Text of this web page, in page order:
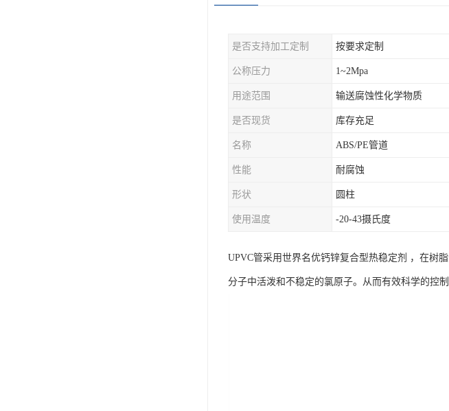
是否支持加工定制 按要求定制
公称压力 1~2Mpa
用途范围 输送腐蚀性化学物质
是否现货 库存充足
名称 ABS/PE管道
性能 耐腐蚀
形状 圆柱
使用温度 -20-43摄氏度
UPVC管采用世界名优钙锌复合型热稳定剂 ，在树
分子中活泼和不稳定的氯原子。从而有效科学的控